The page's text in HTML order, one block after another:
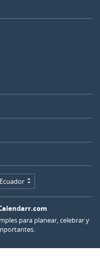
Ecuador
para planear, celebrar y